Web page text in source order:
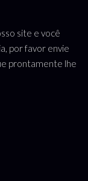
site e você
por favor envie
prontamente lhe